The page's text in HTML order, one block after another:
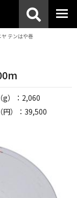
テンはや巻
g）：2,060
円）：39,500